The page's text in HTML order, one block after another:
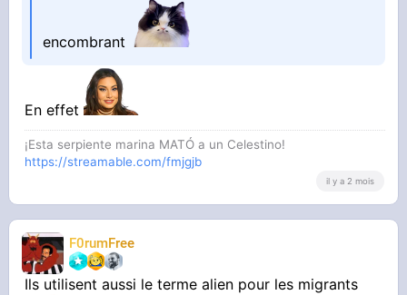
encombrant
En effet
¡Esta serpiente marina MATÓ a un Celestino!
https://streamable.com/fmjgjb
il y a 2 mois
F0rumFree
Ils utilisent aussi le terme alien pour les migrants